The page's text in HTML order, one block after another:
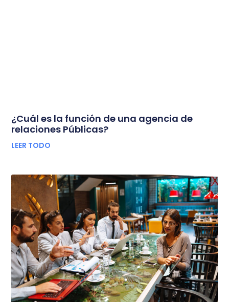
¿Cuál es la función de una agencia de
relaciones Públicas?
LEER TODO